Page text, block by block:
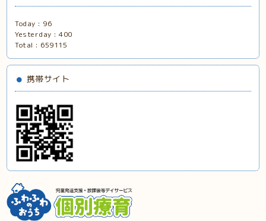
Today : 96
Yesterday :400
Total : 659115
携帯サイト